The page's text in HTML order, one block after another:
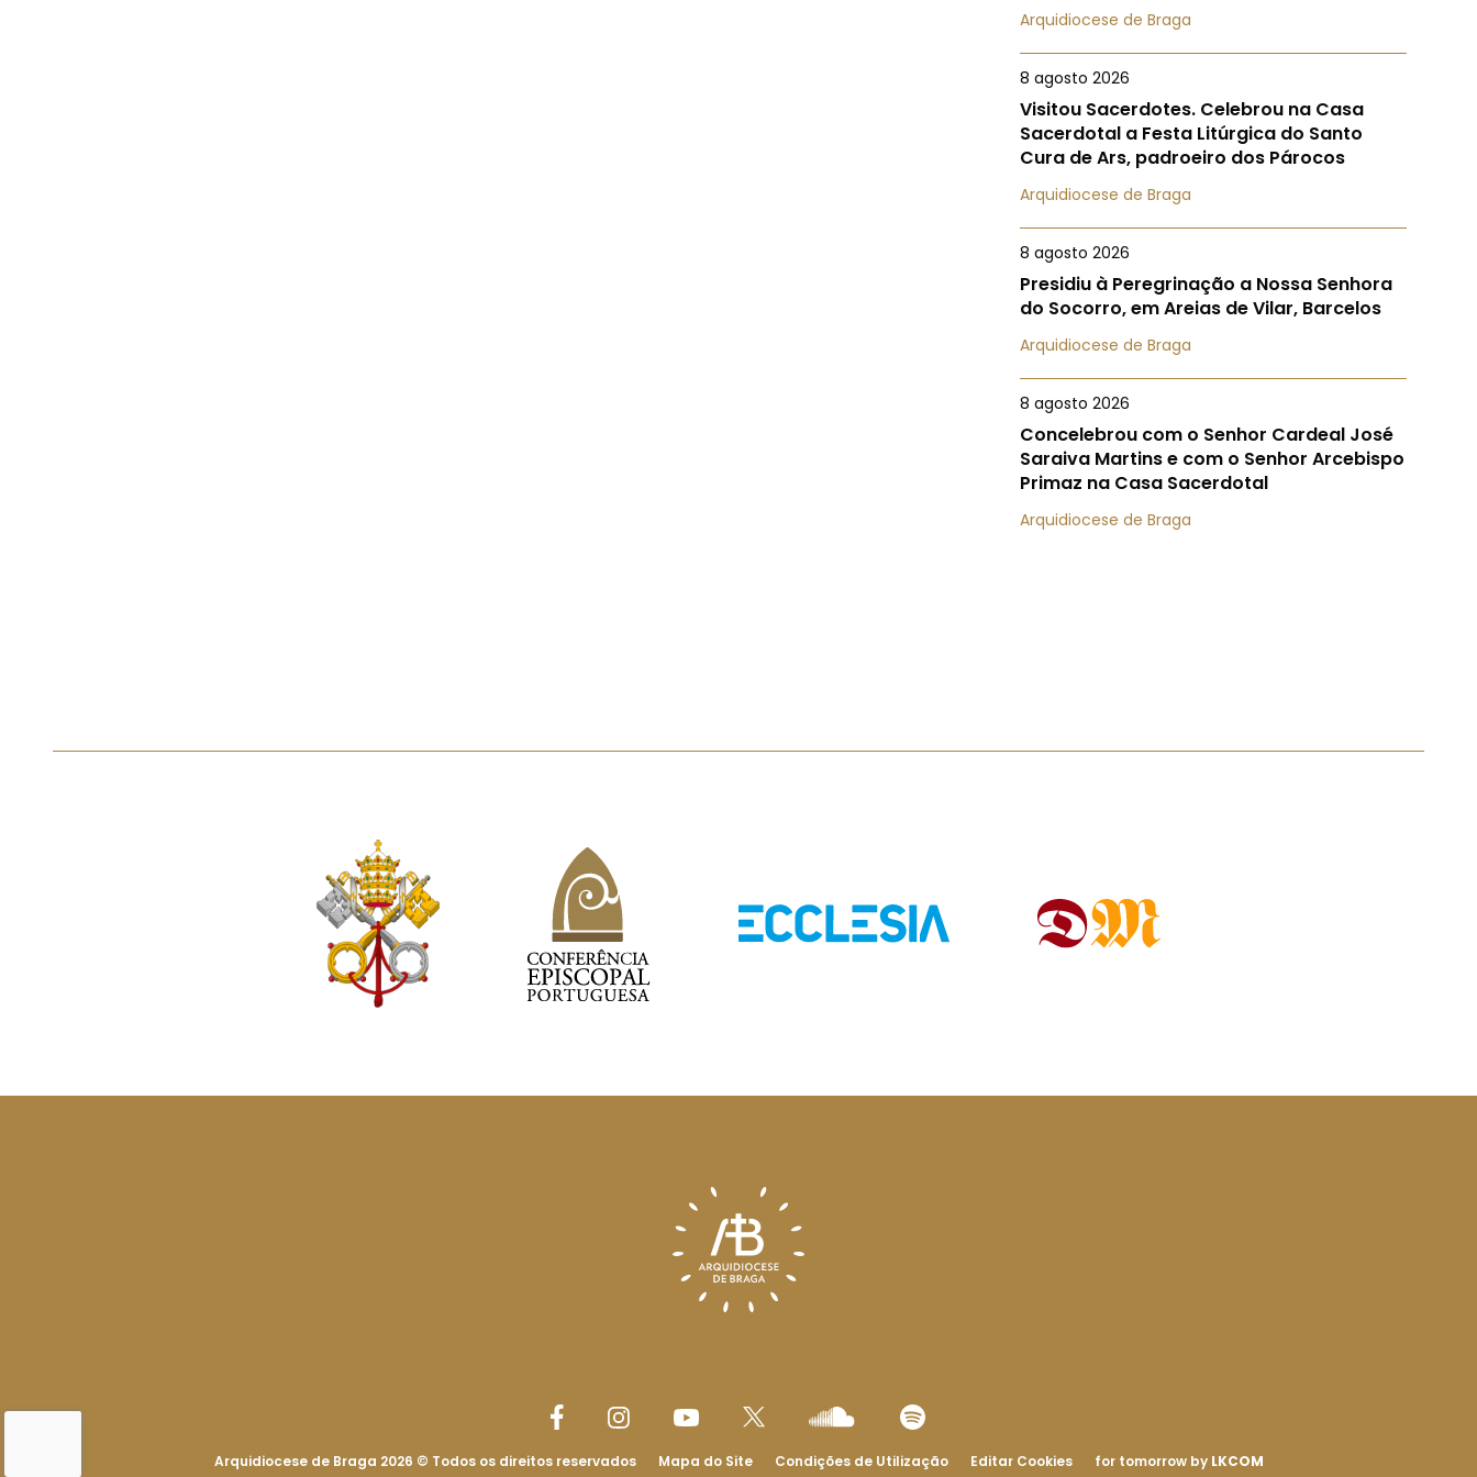
Arquidiocese de Braga
8 agosto 2026
Visitou Sacerdotes. Celebrou na Casa
Sacerdotal a Festa Litúrgica do Santo
Cura de Ars, padroeiro dos Párocos
Arquidiocese de Braga
8 agosto 2026
Presidiu à Peregrinação a Nossa Senhora
do Socorro, em Areias de Vilar, Barcelos
Arquidiocese de Braga
8 agosto 2026
Concelebrou com o Senhor Cardeal José
Saraiva Martins e com o Senhor Arcebispo
Primaz na Casa Sacerdotal
Arquidiocese de Braga
Arquidiocese de Braga 2026 © Todos os direitos reservados Mapa do Site Condições de Utilização Editar Cookies for tomorrow by LKCOM